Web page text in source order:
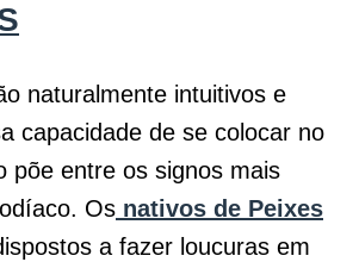
naturalmente intuitivos e
capacidade de se colocar no
põe entre os signos mais
Os nativos de Peixes
a fazer loucuras em